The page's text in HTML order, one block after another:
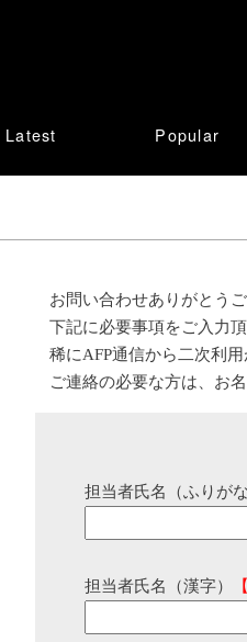
Latest Popular
お問い合わせありがとうご
下記に必要事項をご入力
稀にAFP通信から二次利
ご連絡の必要な方は、お
担当者氏名（ふりがな
担当者氏名（漢字）